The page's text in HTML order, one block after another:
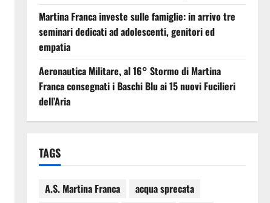
Martina Franca investe sulle famiglie: in arrivo tre
seminari dedicati ad adolescenti, genitori ed
empatia
Aeronautica Militare, al 16° Stormo di Martina
Franca consegnati i Baschi Blu ai 15 nuovi Fucilieri
dell’Aria
TAGS
A.S. Martina Franca
acqua sprecata